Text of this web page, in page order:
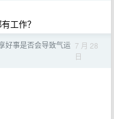
工作？
好事是否会导致气运 7 月 28
日